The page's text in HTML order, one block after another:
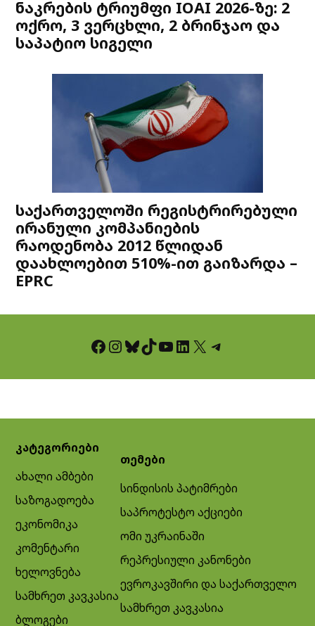
ნაკრების ტრიუმფი IOAI 2026-ზე: 2
ოქრო, 3 ვერცხლი, 2 ბრინჯაო და
საპატიო სიგელი
საქართველოში რეგისტრირებული
ირანული კომპანიების
რაოდენობა 2012 წლიდან
დაახლოებით 510%-ით გაიზარდა –
EPRC
Facebook InstagramBluesky TikTok YouTube LinkedIn X Telegram
კატეგორიები
ახალი ამბები
საზოგადოება
ეკონომიკა
კომენტარი
ხელოვნება
სამხრეთ კავკასია
ბლოგები
თემები
სინდისის პატიმრები
საპროტესტო აქციები
ომი უკრაინაში
რეპრესიული კანონები
ევროკავშირი და საქართველო
სამხრეთ კავკასია